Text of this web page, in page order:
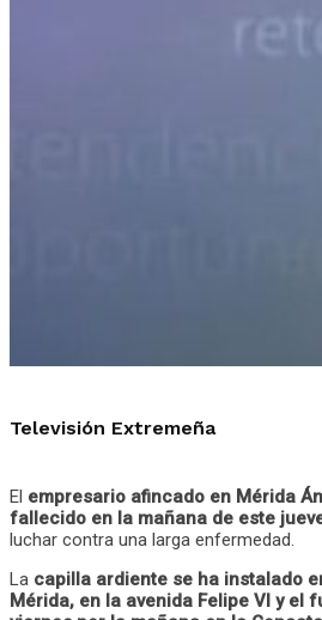
Televisión Extremeña
El empresario afincado en Mérida
fallecido en la mañana de este
luchar contra una larga enfermedad.
La capilla ardiente se ha instalado
Mérida, en la avenida Felipe VI y el